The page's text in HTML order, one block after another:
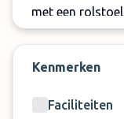
met een
worden!
De veiligheid
regelmatige
Kenmerken
Faciliteiten